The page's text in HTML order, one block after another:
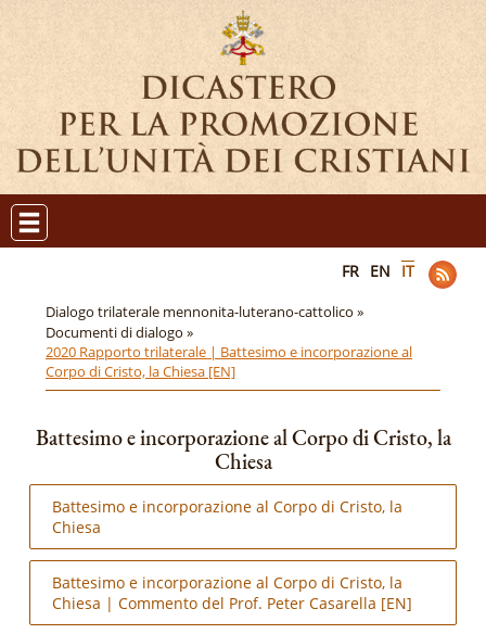
FR EN IT
Dialogo trilaterale mennonita-luterano-cattolico »
Documenti di dialogo »
2020 Rapporto trilaterale | Battesimo e incorporazione al
Corpo di Cristo, la Chiesa [EN]
Battesimo e incorporazione al Corpo di Cristo, la
Chiesa
Battesimo e incorporazione al Corpo di Cristo, la
Chiesa
Battesimo e incorporazione al Corpo di Cristo, la
Chiesa | Commento del Prof. Peter Casarella [EN]